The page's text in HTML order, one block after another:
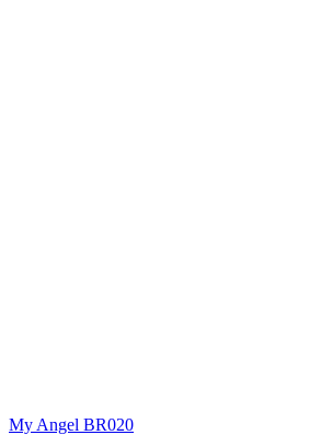
My Angel BR020